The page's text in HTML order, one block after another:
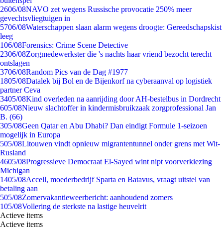
2606/08NAVO zet wegens Russische provocatie 250% meer
gevechtsvliegtuigen in
5706/08Waterschappen slaan alarm wegens droogte: Gereedschapskist
leeg
106/08Forensics: Crime Scene Detective
2306/08Zorgmedewerkster die 's nachts haar vriend bezocht terecht
ontslagen
3706/08Random Pics van de Dag #1977
1805/08Datalek bij Bol en de Bijenkorf na cyberaanval op logistiek
partner Ceva
3405/08Kind overleden na aanrijding door AH-bestelbus in Dordrecht
605/08Nieuw slachtoffer in kindermisbruikzaak zorgprofessional Jan
B. (66)
305/08Geen Qatar en Abu Dhabi? Dan eindigt Formule 1-seizoen
mogelijk in Europa
505/08Litouwen vindt opnieuw migrantentunnel onder grens met Wit-
Rusland
4605/08Progressieve Democraat El-Sayed wint nipt voorverkiezing
Michigan
1405/08Accell, moederbedrijf Sparta en Batavus, vraagt uitstel van
betaling aan
505/08Zomervakantieweerbericht: aanhoudend zomers
105/08Vollering de sterkste na lastige heuvelrit
Actieve items
Actieve items